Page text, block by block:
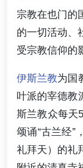
宗教在也门的
的一切活动、
受宗教信仰的
伊斯兰教为国
叶派的宰德教
斯兰教众每天
颂诵“古兰经”
礼拜天）的礼